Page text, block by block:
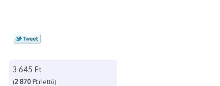
3 645 Ft
(2 870 Ftnettó)